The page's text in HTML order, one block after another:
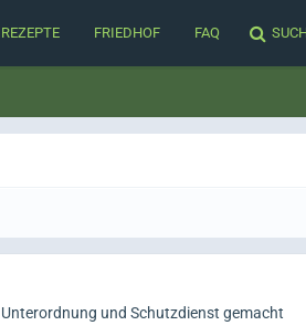
REZEPTE FRIEDHOF FAQ
und Schutzdienst gemacht